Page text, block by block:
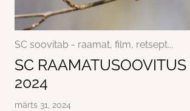
SC soovitab - raamat, film, retsept...
SC
2024
märts 31, 2024